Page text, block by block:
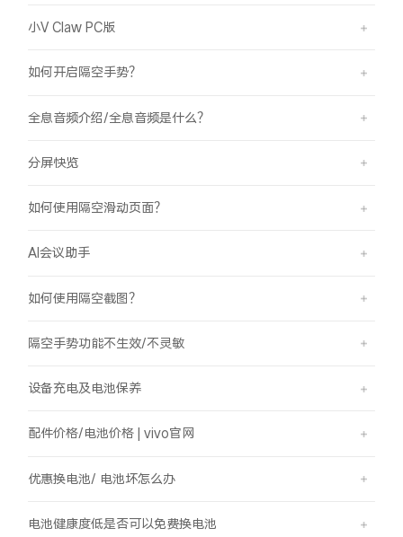
小V Claw PC版
如何开启隔空手势？
全息音频介绍/全息音频是什么？
分屏快览
如何使用隔空滑动页面？
AI会议助手
如何使用隔空截图？
隔空手势功能不生效/不灵敏
设备充电及电池保养
配件价格/电池价格 | vivo官网
优惠换电池/ 电池坏怎么办
电池健康度低是否可以免费换电池